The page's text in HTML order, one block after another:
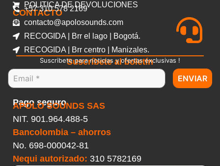
POLITICA DE DEVOLUCIONES
CONTACTO
+57 310 578 2169
contacto@apolosounds.com
RECOGIDA | Brr el lago | Bogotá.
RECOGIDA | Brr centro | Manizales.
Suscríbete al boletín
Suscribete para noticias y ofertas exclusivas !
ENVIAR
Pago seguro
APOLO SOUNDS SAS
NIT. 901.964.488-5
Bancolombia – ahorros
No. 698-000042-81
Nequi autorizado: 310 5782169